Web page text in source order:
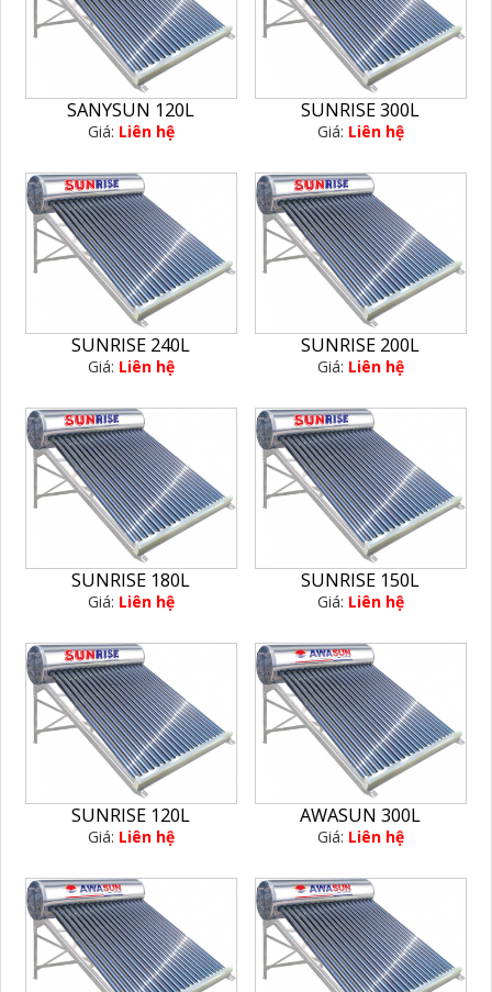
SANYSUN 120L
Giá: Liên hệ
SUNRISE 300L
Giá: Liên hệ
SUNRISE 240L
Giá: Liên hệ
SUNRISE 200L
Giá: Liên hệ
SUNRISE 180L
Giá: Liên hệ
SUNRISE 150L
Giá: Liên hệ
SUNRISE 120L
Giá: Liên hệ
AWASUN 300L
Giá: Liên hệ